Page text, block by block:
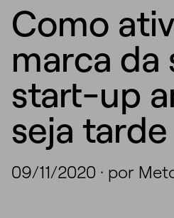
Como
marca da
start-up
seja
09/11/2020 · por